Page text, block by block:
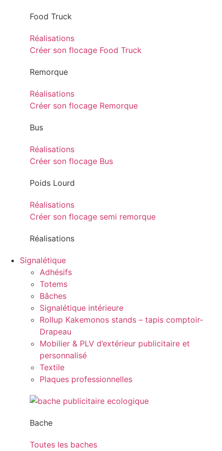
Food Truck
Réalisations
Créer son flocage Food Truck
Remorque
Réalisations
Créer son flocage Remorque
Bus
Réalisations
Créer son flocage Bus
Poids Lourd
Réalisations
Créer son flocage semi remorque
Réalisations
Signalétique
Adhésifs
Totems
Bâches
Signalétique intérieure
Rollup Kakemonos stands – tapis comptoir-
Drapeau
Mobilier & PLV d’extérieur publicitaire et
personnalisé
Textile
Plaques professionnelles
Bache
Toutes les baches